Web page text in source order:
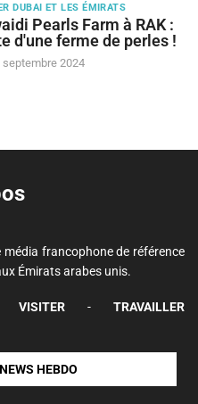
DUBAI ET LES ÉMIRATS
Pearls Farm à RAK :
d'une ferme de perles !
septembre 2024
francophone de référence
Émirats arabes unis.
VISITER - TRAVAILLER
HEBDO